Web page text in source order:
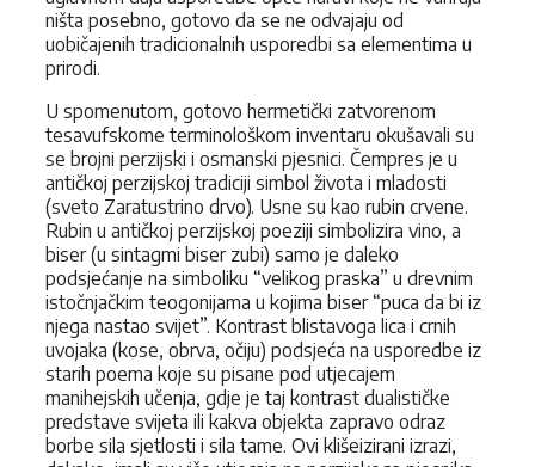
ništa posebno, gotovo da se ne odvajaju od
uobičajenih tradicionalnih usporedbi sa elementima u
prirodi.
U spomenutom, gotovo hermetički zatvorenom
tesavufskome terminološkom inventaru okušavali su
se brojni perzijski i osmanski pjesnici. Čempres je u
antičkoj perzijskoj tradiciji simbol života i mladosti
(sveto Zaratustrino drvo). Usne su kao rubin crvene.
Rubin u antičkoj perzijskoj poeziji simbolizira vino, a
biser (u sintagmi biser zubi) samo je daleko
podsjećanje na simboliku “velikog praska” u drevnim
istočnjačkim teogonijama u kojima biser “puca da bi iz
njega nastao svijet”. Kontrast blistavoga lica i crnih
uvojaka (kose, obrva, očiju) podsjeća na usporedbe iz
starih poema koje su pisane pod utjecajem
manihejskih učenja, gdje je taj kontrast dualističke
predstave svijeta ili kakva objekta zapravo odraz
borbe sila sjetlosti i sila tame. Ovi klišeizirani izrazi,